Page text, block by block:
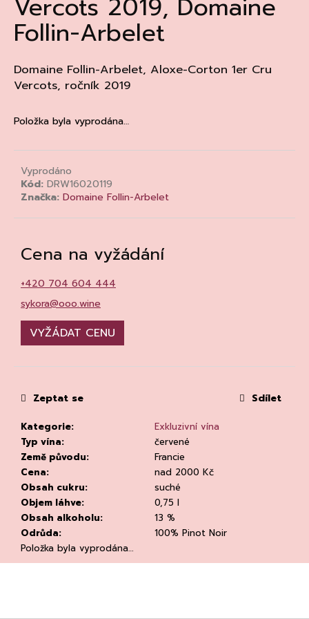
Vercots 2019, Domaine
Follin-Arbelet
Domaine Follin-Arbelet, Aloxe-Corton 1er Cru
Vercots, ročník 2019
Položka byla vyprodána…
Vyprodáno
Kód: DRW16020119
Značka: Domaine Follin-Arbelet
Cena na vyžádání
+420 704 604 444
sykora@ooo.wine
VYŽÁDAT CENU
Kategorie:
Exkluzivní vína
Typ vína:
červené
Země původu:
Francie
Cena:
nad 2000 Kč
Obsah cukru:
suché
Objem láhve:
0,75 l
Obsah alkoholu:
13 %
Odrůda:
100% Pinot Noir
Položka byla vyprodána…
Zeptat se Sdílet
a
j
t
?
D
p
u
č
u
m
CHLADÍCÍ
TAŠKA
NA
VÍNO
CLEAR
94